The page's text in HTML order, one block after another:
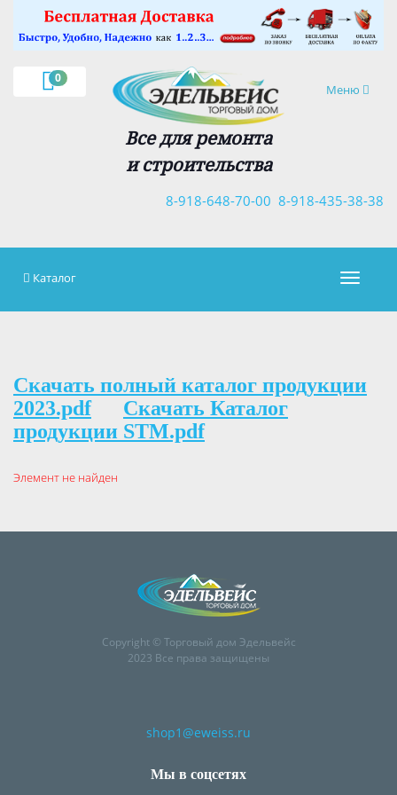
0
Навигация
Меню
Все для ремонта
и строительства
8-918-435-38-38
8-918-648-70-00
×
Каталог
Скачать полный каталог продукции
2023.pdf
Скачать Каталог
продукции STM.pdf
Элемент не найден
Copyright © Торговый дом Эдельвейс
2023 Все права защищены
shop1@eweiss.ru
Мы в соцсетях